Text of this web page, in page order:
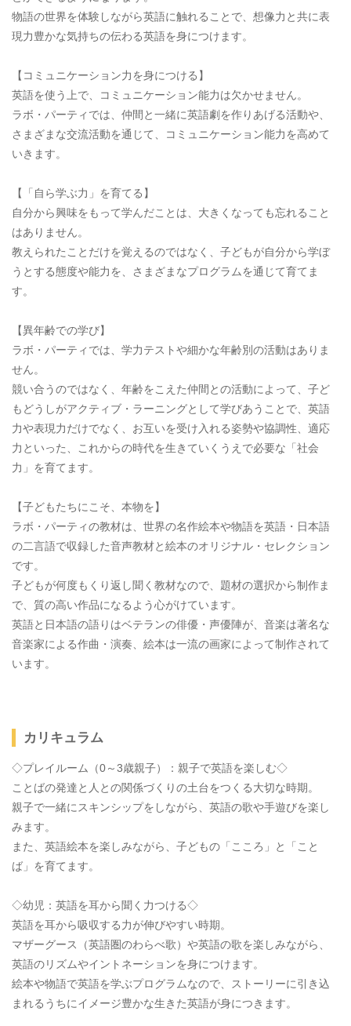
物語の世界を体験しながら英語に触れることで、想像力と共に表
現力豊かな気持ちの伝わる英語を身につけます。
【コミュニケーション力を身につける】
英語を使う上で、コミュニケーション能力は欠かせません。
ラボ・パーティでは、仲間と一緒に英語劇を作りあげる活動や、
さまざまな交流活動を通じて、コミュニケーション能力を高めて
いきます。
【「自ら学ぶ力」を育てる】
自分から興味をもって学んだことは、大きくなっても忘れること
はありません。
教えられたことだけを覚えるのではなく、子どもが自分から学ぼ
うとする態度や能力を、さまざまなプログラムを通じて育てま
す。
【異年齢での学び】
ラボ・パーティでは、学力テストや細かな年齢別の活動はありま
せん。
競い合うのではなく、年齢をこえた仲間との活動によって、子ど
もどうしがアクティブ・ラーニングとして学びあうことで、英語
力や表現力だけでなく、お互いを受け入れる姿勢や協調性、適応
力といった、これからの時代を生きていくうえで必要な「社会
力」を育てます。
【子どもたちにこそ、本物を】
ラボ・パーティの教材は、世界の名作絵本や物語を英語・日本語
の二言語で収録した音声教材と絵本のオリジナル・セレクション
です。
子どもが何度もくり返し聞く教材なので、題材の選択から制作ま
で、質の高い作品になるよう心がけています。
英語と日本語の語りはベテランの俳優・声優陣が、音楽は著名な
音楽家による作曲・演奏、絵本は一流の画家によって制作されて
います。
カリキュラム
◇プレイルーム（0～3歳親子）：親子で英語を楽しむ◇
ことばの発達と人との関係づくりの土台をつくる大切な時期。
親子で一緒にスキンシップをしながら、英語の歌や手遊びを楽し
みます。
また、英語絵本を楽しみながら、子どもの「こころ」と「こと
ば」を育てます。
◇幼児：英語を耳から聞く力つける◇
英語を耳から吸収する力が伸びやすい時期。
マザーグース（英語圏のわらべ歌）や英語の歌を楽しみながら、
英語のリズムやイントネーションを身につけます。
絵本や物語で英語を学ぶプログラムなので、ストーリーに引き込
まれるうちにイメージ豊かな生きた英語が身につきます。